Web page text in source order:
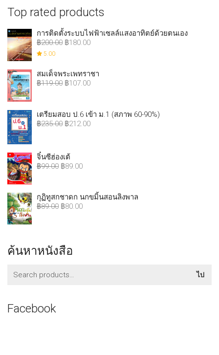
Top rated products
การติดตั้งระบบไฟฟ้าเซลล์แสงอาทิตย์ด้วยตนเอง
฿200.00 ฿180.00
5.00
สมเด็จพระเพทราชา
฿119.00 ฿107.00
เตรียมสอบ ป.6 เข้า ม.1 (สภาพ 60-90%)
฿235.00 ฿212.00
จิ๋นซีฮ่องเต้
฿99.00 ฿89.00
กุฏิทูสกชาดก นกขมิ้นสอนลิงพาล
฿89.00 ฿80.00
ค้นหาหนังสือ
ไป
Facebook